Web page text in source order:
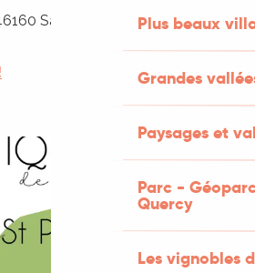
Plus beaux
Grandes
Paysages et
Parc -
Quercy
Les vignobles
Saint-Pierre-Toirac